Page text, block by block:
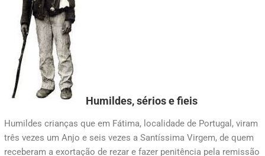
Humildes, sérios e fieis
Humildes crianças que em Fátima, localidade de Portugal, viram
três vezes um Anjo e seis vezes a Santíssima Virgem, de quem
receberam a exortação de rezar e fazer penitência pela remissão